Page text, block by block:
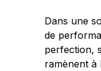
Dans une
de
perfection,
ramènent à